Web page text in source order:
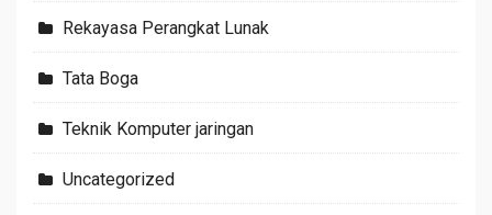
Rekayasa Perangkat Lunak
Tata Boga
Teknik Komputer jaringan
Uncategorized